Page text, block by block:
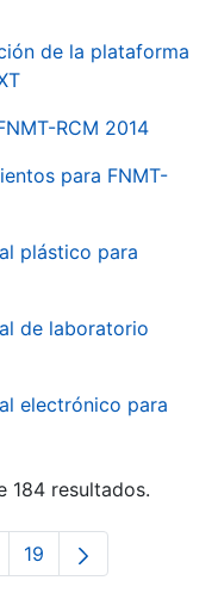
de la plataforma
RCM 2014
para FNMT-
plástico para
de laboratorio
electrónico para
184 resultados.
intermedias Use
Páxina
19